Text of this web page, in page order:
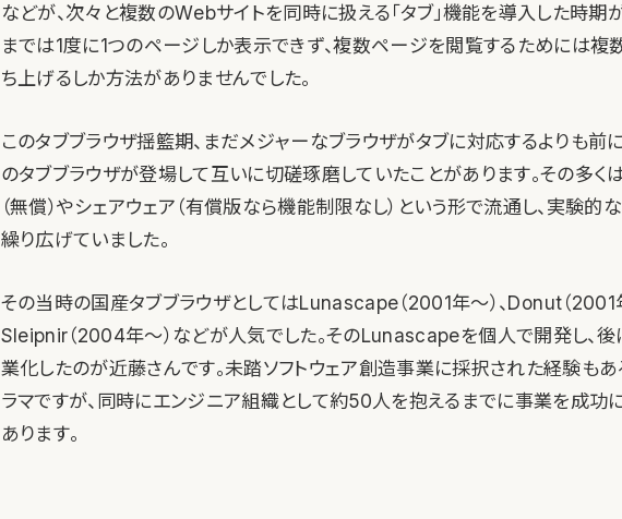
などが、次々と複数のWebサイトを同時に扱える「タブ」機能を導入した時期
までは1度に1つのページしか表示できず、複数ページを閲覧するためには複
ち上げるしか方法がありませんでした。
このタブブラウザ揺籃期、まだメジャーなブラウザがタブに対応するよりも前
のタブブラウザが登場して互いに切磋琢磨していたことがあります。その多く
（無償）やシェアウェア（有償版なら機能制限なし）という形で流通し、実験
繰り広げていました。
その当時の国産タブブラウザとしてはLunascape（2001年〜）、Donut（2001
Sleipnir（2004年〜）などが人気でした。そのLunascapeを個人で開発し、
業化したのが近藤さんです。未踏ソフトウェア創造事業に採択された経験も
ラマですが、同時にエンジニア組織として約50人を抱えるまでに事業を成功
あります。